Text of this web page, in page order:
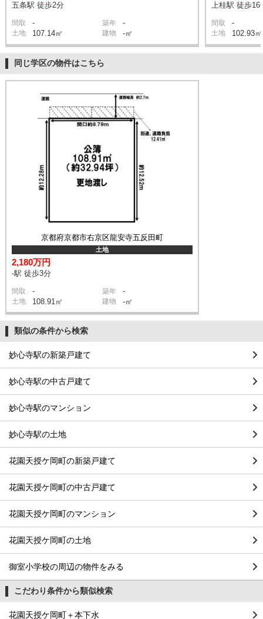
五条駅 徒歩2分
間取 - 築年 -
土地 107.14㎡ 建物 -㎡
上桂駅 徒歩16
間取 -
土地 102.93㎡
同じ学区の物件はこちら
京都府京都市右京区龍安寺五反田町
土地
2,180万円
-駅 徒歩3分
間取 - 築年 -
土地 108.91㎡ 建物 -㎡
類似の条件から検索
妙心寺駅の新築戸建て
妙心寺駅の中古戸建て
妙心寺駅のマンション
妙心寺駅の土地
花園天授ケ岡町の新築戸建て
花園天授ケ岡町の中古戸建て
花園天授ケ岡町のマンション
花園天授ケ岡町の土地
御室小学校の周辺の物件をみる
こだわり条件から類似検索
花園天授ケ岡町＋本下水